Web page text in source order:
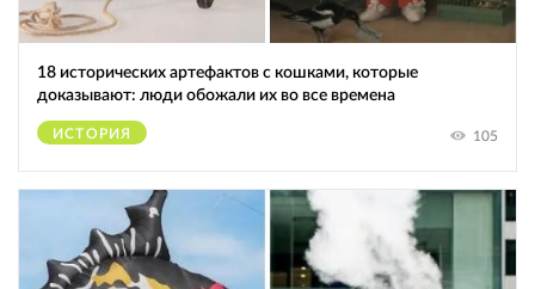
18 исторических артефактов с кошками, которые
доказывают: люди обожали их во все времена
ИСТОРИЯ 105